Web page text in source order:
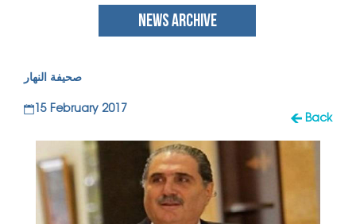
NEWS ARCHIVE
صحيفة النهار
Back
15 February 2017